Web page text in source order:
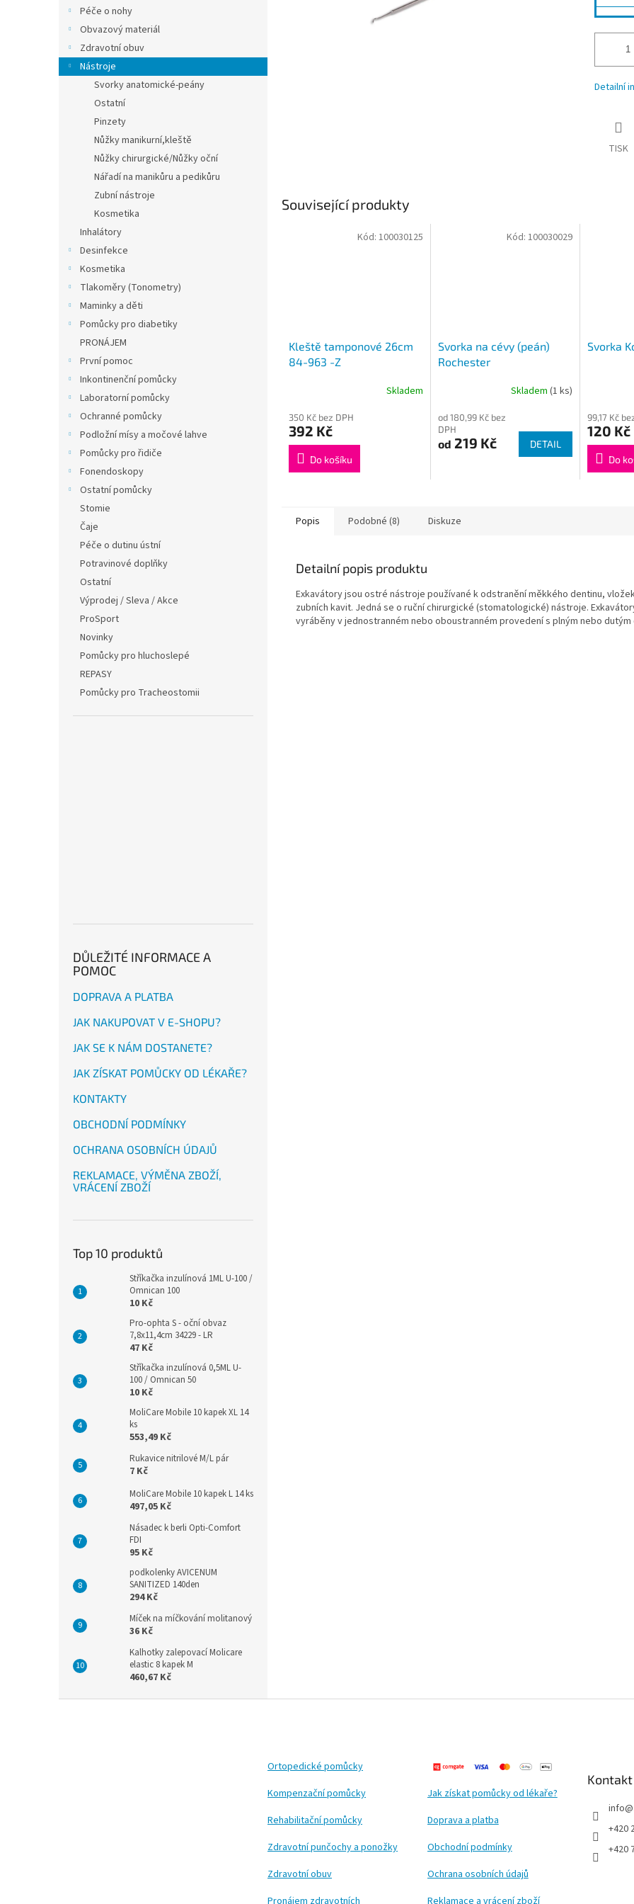
Péče o nohy
Obvazový materiál
Zdravotní obuv
Nástroje
Svorky anatomické-peány
Ostatní
Pinzety
Nůžky manikurní,kleště
Nůžky chirurgické/Nůžky oční
Nářadí na manikůru a pedikůru
Zubní nástroje
Kosmetika
Inhalátory
Desinfekce
Kosmetika
Tlakoměry (Tonometry)
Maminky a děti
Pomůcky pro diabetiky
PRONÁJEM
První pomoc
Inkontinenční pomůcky
Laboratorní pomůcky
Ochranné pomůcky
Podložní mísy a močové lahve
Pomůcky pro řidiče
Fonendoskopy
Ostatní pomůcky
Stomie
Čaje
Péče o dutinu ústní
Potravinové doplňky
Ostatní
Výprodej / Sleva / Akce
ProSport
Novinky
Pomůcky pro hluchoslepé
REPASY
Pomůcky pro Tracheostomii
DŮLEŽITÉ INFORMACE A
POMOC
DOPRAVA A PLATBA
JAK NAKUPOVAT V E-SHOPU?
JAK SE K NÁM DOSTANETE?
JAK ZÍSKAT POMŮCKY OD LÉKAŘE?
KONTAKTY
OBCHODNÍ PODMÍNKY
OCHRANA OSOBNÍCH ÚDAJŮ
REKLAMACE, VÝMĚNA ZBOŽÍ,
VRÁCENÍ ZBOŽÍ
Top 10 produktů
Stříkačka inzulínová 1ML U-100 /
Omnican 100
10 Kč
Pro-ophta S - oční obvaz
7,8x11,4cm 34229 - LR
47 Kč
Stříkačka inzulínová 0,5ML U-
100 / Omnican 50
10 Kč
MoliCare Mobile 10 kapek XL 14
ks
553,49 Kč
Rukavice nitrilové M/L pár
7 Kč
MoliCare Mobile 10 kapek L 14 ks
497,05 Kč
Násadec k berli Opti-Comfort
FDI
95 Kč
podkolenky AVICENUM
SANITIZED 140den
294 Kč
Míček na míčkování molitanový
36 Kč
Kalhotky zalepovací Molicare
elastic 8 kapek M
460,67 Kč
Detailní
TISK
Související produkty
Kleště tamponové 26cm
84-963 -Z
Skladem
350 Kč bez DPH
392 Kč
Do košíku
Kód: 100030125
Svorka na cévy (peán)
Rochester
Skladem (1 ks)
od 180,99 Kč bez
DPH
od 219 Kč DETAIL
Kód: 100030029
Svorka
produktu
je
1,0
5
99,17 Kč
120 Kč
Do
Popis Podobné (8) Diskuze
Detailní popis produktu
Exkavátory jsou ostré nástroje používané k odstranění měkkého dentinu,
zubních kavit. Jedná se o ruční chirurgické (stomatologické) nástroje.
vyráběny v jednostranném nebo oboustranném provedení s plným nebo
Ortopedické pomůcky
Kompenzační pomůcky
Rehabilitační pomůcky
Zdravotní punčochy a ponožky
Zdravotní obuv
Pronájem zdravotních
Jak získat pomůcky od lékaře?
Doprava a platba
Obchodní podmínky
Ochrana osobních údajů
Reklamace a vrácení zboží
Kontakt
info@
+420
+420